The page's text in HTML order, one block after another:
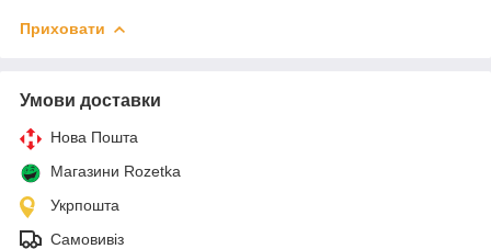
Приховати
Умови доставки
Нова Пошта
Магазини Rozetka
Укрпошта
Самовивіз